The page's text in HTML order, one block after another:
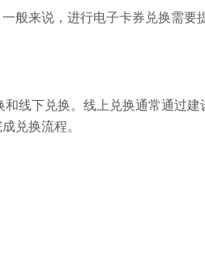
般来说，进行电子卡券兑换需
线下兑换。线上兑换通常通过
兑换流程。